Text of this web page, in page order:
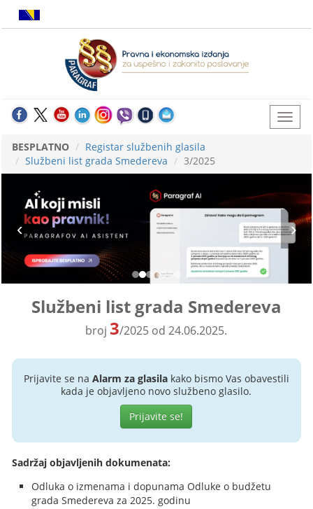
BESPLATNO
Registar službenih glasila
Službeni list grada Smedereva
3/2025
Službeni list grada Smedereva
broj 3/2025 od 24.06.2025.
Prijavite se na Alarm za glasilakako bismo Vas obavestili
kada je objavljeno novo službeno glasilo.
Prijavite se!
Sadržaj objavljenih dokumenata:
Odluka o izmenama i dopunama Odluke o budžetu
grada Smedereva za 2025. godinu